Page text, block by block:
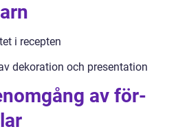
i recepten
dekoration och presentation
av för-